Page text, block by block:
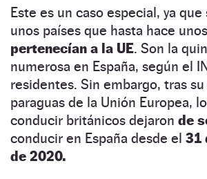
Este es un caso especial, ya
unos países que hasta hace
pertenecían a la UE. Son la
numerosa en España, según el
residentes. Sin embargo, tras su
paraguas de la Unión Europea,
conducir británicos dejaron de
conducir en España desde el 31
de 2020.